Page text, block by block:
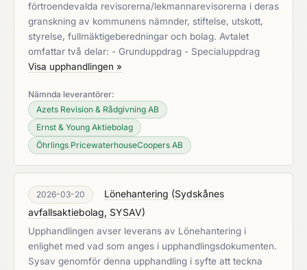
förtroendevalda revisorerna/lekmannarevisorerna i deras
granskning av kommunens nämnder, stiftelse, utskott,
styrelse, fullmäktigeberedningar och bolag. Avtalet
omfattar två delar: - Grunduppdrag - Specialuppdrag
Visa upphandlingen »
Nämnda leverantörer:
Azets Revision & Rådgivning AB
Ernst & Young Aktiebolag
Öhrlings PricewaterhouseCoopers AB
2026-03-20 Lönehantering (Sydskånes
avfallsaktiebolag, SYSAV)
Upphandlingen avser leverans av Lönehantering i
enlighet med vad som anges i upphandlingsdokumenten.
Sysav genomför denna upphandling i syfte att teckna